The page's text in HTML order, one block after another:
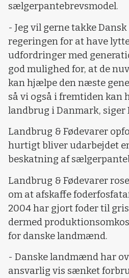
sælgerpantebrevsmodel.
- Jeg vil gerne takke
regeringen for at have
udfordringer med
god mulighed for, at de
kan hjælpe den næste
så vi også i fremtiden kan
landbrug i Danmark,
Landbrug & Fødevarer
hurtigt bliver udarbejdet
beskatning af
Landbrug & Fødevarer
om at afskaffe
2004 har gjort foder til
dermed
for danske landmænd.
- Danske landmænd har
ansvarlig vis sænket